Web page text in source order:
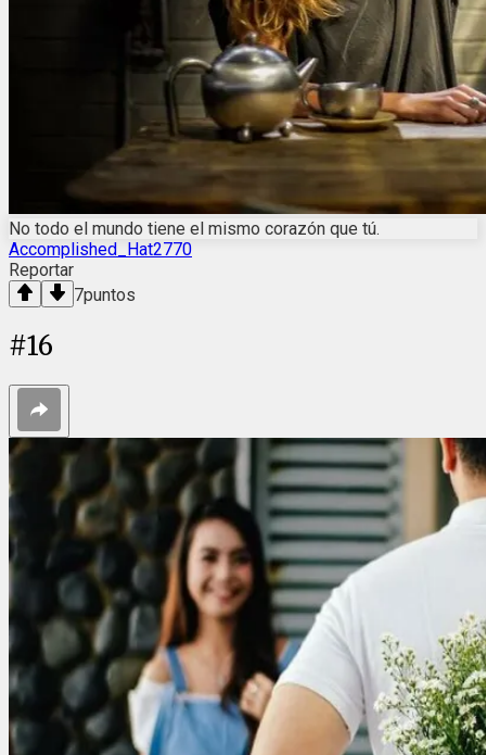
No todo el mundo tiene el mismo corazón que tú.
Accomplished_Hat2770
Reportar
7puntos
#16